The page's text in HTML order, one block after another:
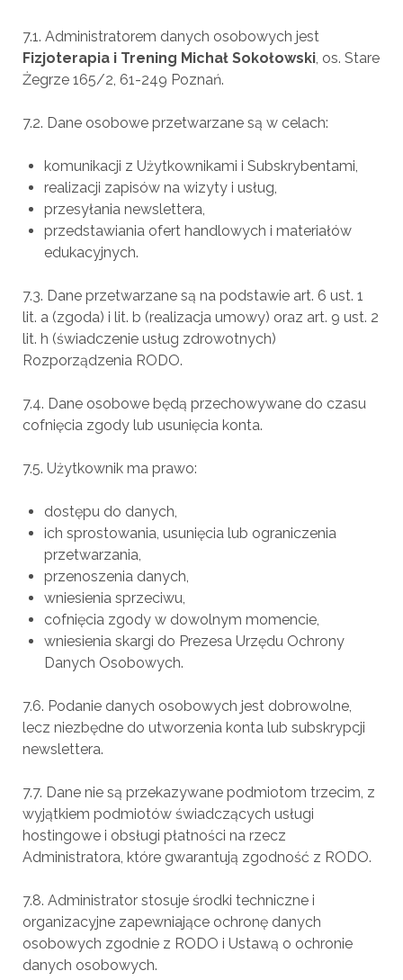
7.1. Administratorem danych osobowych jest
Fizjoterapia i Trening Michał Sokołowski, os. Stare
Żegrze 165/2, 61-249 Poznań.
7.2. Dane osobowe przetwarzane są w celach:
komunikacji z Użytkownikami i Subskrybentami,
realizacji zapisów na wizyty i usług,
przesyłania newslettera,
przedstawiania ofert handlowych i materiałów
edukacyjnych.
7.3. Dane przetwarzane są na podstawie art. 6 ust. 1
lit. a (zgoda) i lit. b (realizacja umowy) oraz art. 9 ust. 2
lit. h (świadczenie usług zdrowotnych)
Rozporządzenia RODO.
7.4. Dane osobowe będą przechowywane do czasu
cofnięcia zgody lub usunięcia konta.
7.5. Użytkownik ma prawo:
dostępu do danych,
ich sprostowania, usunięcia lub ograniczenia
przetwarzania,
przenoszenia danych,
wniesienia sprzeciwu,
cofnięcia zgody w dowolnym momencie,
wniesienia skargi do Prezesa Urzędu Ochrony
Danych Osobowych.
7.6. Podanie danych osobowych jest dobrowolne,
lecz niezbędne do utworzenia konta lub subskrypcji
newslettera.
7.7. Dane nie są przekazywane podmiotom trzecim, z
wyjątkiem podmiotów świadczących usługi
hostingowe i obsługi płatności na rzecz
Administratora, które gwarantują zgodność z RODO.
7.8. Administrator stosuje środki techniczne i
organizacyjne zapewniające ochronę danych
osobowych zgodnie z RODO i Ustawą o ochronie
danych osobowych.